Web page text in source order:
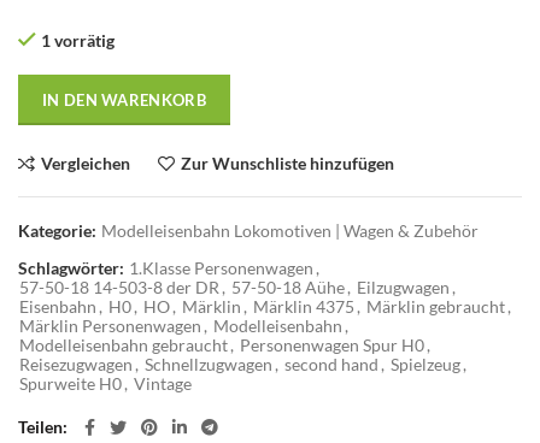
1 vorrätig
IN DEN WARENKORB
Vergleichen Zur Wunschliste hinzufügen
Kategorie: Modelleisenbahn Lokomotiven | Wagen & Zubehör
Schlagwörter: 1.Klasse Personenwagen ,
57-50-18 14-503-8 der DR , 57-50-18 Aühe, Eilzugwagen ,
Eisenbahn , H0, HO, Märklin , Märklin 4375 , Märklin gebraucht,
Märklin Personenwagen , Modelleisenbahn ,
Modelleisenbahn gebraucht, Personenwagen Spur H0,
Reisezugwagen , Schnellzugwagen , second hand , Spielzeug,
Spurweite H0, Vintage
Teilen